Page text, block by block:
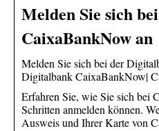
Melden Sie sich
CaixaBankNow an
Melden Sie sich bei der
Digitalbank CaixaBankNow|
Erfahren Sie, wie Sie sich bei
Schritten anmelden können.
Ausweis und Ihrer Karte von